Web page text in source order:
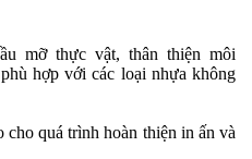
mỡ thực vật, thân thiện môi
hợp với các loại nhựa không
quá trình hoàn thiện in ấn và